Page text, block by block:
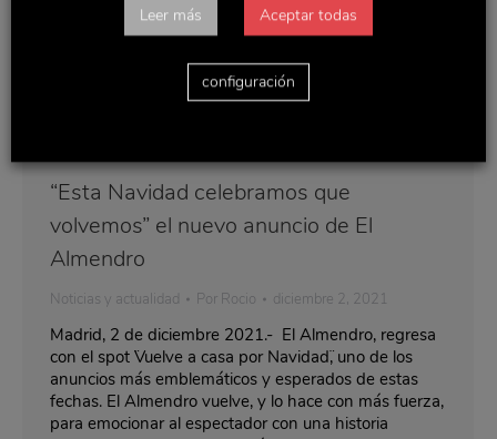
“Esta Navidad celebramos que
volvemos” el nuevo anuncio de El
Almendro
Noticias y actualidad Por Rocio diciembre 2, 2021
Madrid, 2 de diciembre 2021.- El Almendro, regresa
con el spot ¨Vuelve a casa por Navidad¨, uno de los
anuncios más emblemáticos y esperados de estas
fechas. El Almendro vuelve, y lo hace con más fuerza,
para emocionar al espectador con una historia
Leer más Aceptar todas
configuración